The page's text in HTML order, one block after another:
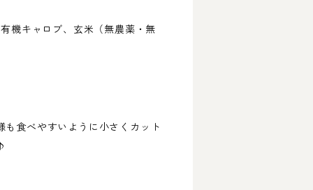
機キャロブ、玄米（無農薬・無
食べやすいように小さくカット